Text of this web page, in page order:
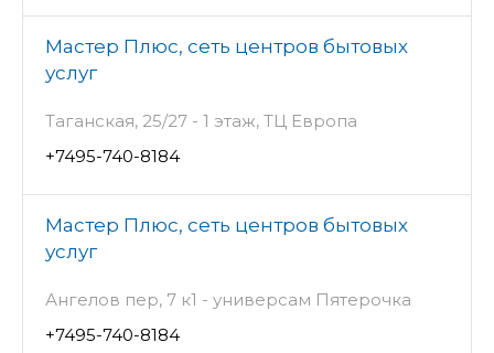
Мастер Плюс, сеть центров бытовых
услуг
Таганская, 25/27 - 1 этаж, ТЦ Европа
+7495-740-8184
Мастер Плюс, сеть центров бытовых
услуг
Ангелов пер, 7 к1 - универсам Пятерочка
+7495-740-8184